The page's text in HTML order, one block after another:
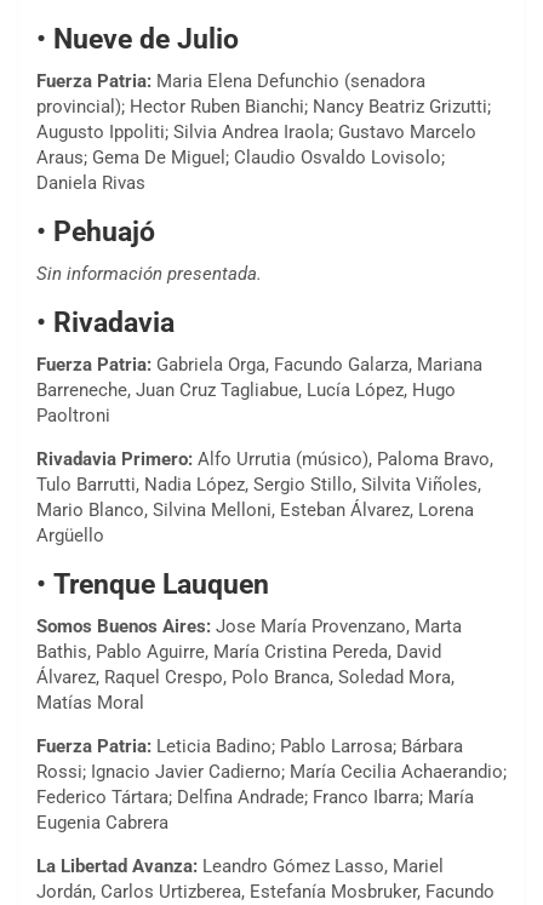
• Nueve de Julio
Fuerza Patria: Maria Elena Defunchio (senadora
provincial); Hector Ruben Bianchi; Nancy Beatriz Grizutti;
Augusto Ippoliti; Silvia Andrea Iraola; Gustavo Marcelo
Araus; Gema De Miguel; Claudio Osvaldo Lovisolo;
Daniela Rivas
• Pehuajó
Sin información presentada.
• Rivadavia
Fuerza Patria: Gabriela Orga, Facundo Galarza, Mariana
Barreneche, Juan Cruz Tagliabue, Lucía López, Hugo
Paoltroni
Rivadavia Primero: Alfo Urrutia (músico), Paloma Bravo,
Tulo Barrutti, Nadia López, Sergio Stillo, Silvita Viñoles,
Mario Blanco, Silvina Melloni, Esteban Álvarez, Lorena
Argüello
• Trenque Lauquen
Somos Buenos Aires: Jose María Provenzano, Marta
Bathis, Pablo Aguirre, María Cristina Pereda, David
Álvarez, Raquel Crespo, Polo Branca, Soledad Mora,
Matías Moral
Fuerza Patria: Leticia Badino; Pablo Larrosa; Bárbara
Rossi; Ignacio Javier Cadierno; María Cecilia Achaerandio;
Federico Tártara; Delfina Andrade; Franco Ibarra; María
Eugenia Cabrera
La Libertad Avanza: Leandro Gómez Lasso, Mariel
Jordán, Carlos Urtizberea, Estefanía Mosbruker, Facundo